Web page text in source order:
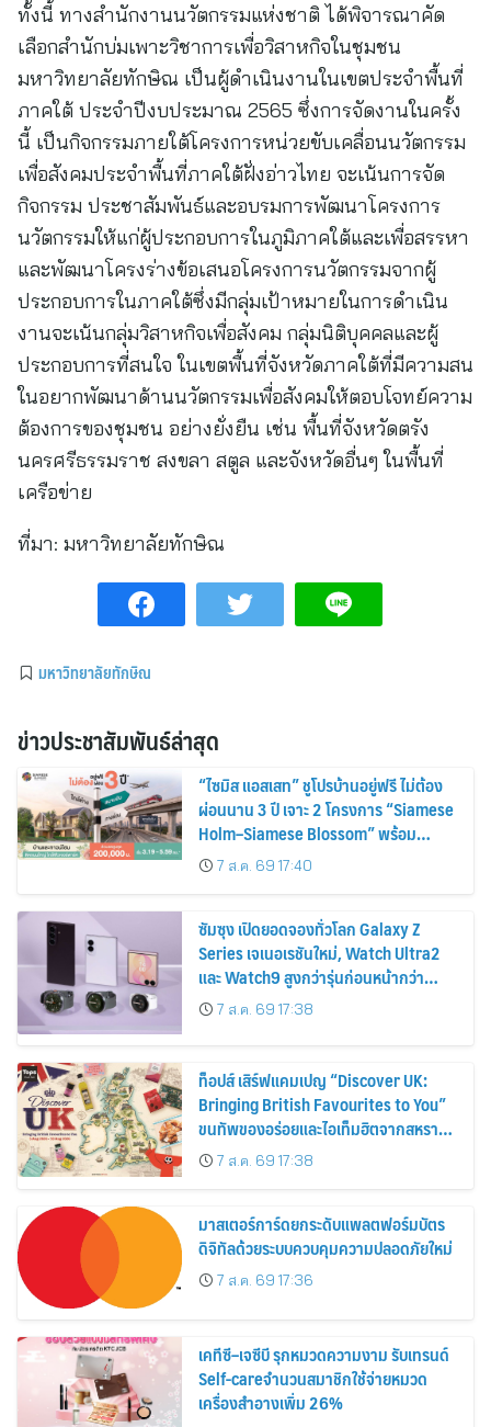
ทั้งนี้ ทางสำนักงานนวัตกรรมแห่งชาติ ได้พิจารณาคัด
เลือกสำนักบ่มเพาะวิชาการเพื่อวิสาหกิจในชุมชน
มหาวิทยาลัยทักษิณ เป็นผู้ดำเนินงานในเขตประจำพื้นที่
ภาคใต้ ประจำปีงบประมาณ 2565 ซึ่งการจัดงานในครั้ง
นี้ เป็นกิจกรรมภายใต้โครงการหน่วยขับเคลื่อนนวัตกรรม
เพื่อสังคมประจำพื้นที่ภาคใต้ฝั่งอ่าวไทย จะเน้นการจัด
กิจกรรม ประชาสัมพันธ์และอบรมการพัฒนาโครงการ
นวัตกรรมให้แก่ผู้ประกอบการในภูมิภาคใต้และเพื่อสรรหา
และพัฒนาโครงร่างข้อเสนอโครงการนวัตกรรมจากผู้
ประกอบการในภาคใต้ซึ่งมีกลุ่มเป้าหมายในการดำเนิน
งานจะเน้นกลุ่มวิสาหกิจเพื่อสังคม กลุ่มนิติบุคคลและผู้
ประกอบการที่สนใจ ในเขตพื้นที่จังหวัดภาคใต้ที่มีความสน
ในอยากพัฒนาด้านนวัตกรรมเพื่อสังคมให้ตอบโจทย์ความ
ต้องการของชุมชน อย่างยั่งยืน เช่น พื้นที่จังหวัดตรัง
นครศรีธรรมราช สงขลา สตูล และจังหวัดอื่นๆ ในพื้นที่
เครือข่าย
ที่มา: มหาวิทยาลัยทักษิณ
มหาวิทยาลัยทักษิณ
ข่าวประชาสัมพันธ์ล่าสุด
“ไซมิส แอสเสท” ชูโปรบ้านอยู่ฟรี ไม่ต้อง
ผ่อนนาน 3 ปี เจาะ 2 โครงการ “Siamese
Holm–Siamese Blossom” พร้อม
ส่วนลดและสิทธิพิเศษถึง 31 สิงหาคม
2569
7 ส.ค. 69 17:40
ซัมซุง เปิดยอดจองทั่วโลก Galaxy Z
Series เจเนอเรชันใหม่, Watch Ultra2
และ Watch9 สูงกว่ารุ่นก่อนหน้ากว่า
30%7 ส.ค. 69 17:38
ท็อปส์ เสิร์ฟแคมเปญ “Discover UK:
Bringing British Favourites to You”
ขนทัพของอร่อยและไอเท็มฮิตจากสหราช
อาณาจักร ส่งตรงถึงมือตั้งแต่วันนี้ – 18
สิงหาคมนี้
7 ส.ค. 69 17:38
มาสเตอร์การ์ดยกระดับแพลตฟอร์มบัตร
ดิจิทัลด้วยระบบควบคุมความปลอดภัยใหม่
7 ส.ค. 69 17:36
เคทีซี–เจซีบี รุกหมวดความงาม รับเทรนด์
Self-careจำนวนสมาชิกใช้จ่ายหมวด
เครื่องสำอางเพิ่ม 26%